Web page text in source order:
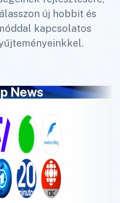
új hobbit és
kapcsolatos
News